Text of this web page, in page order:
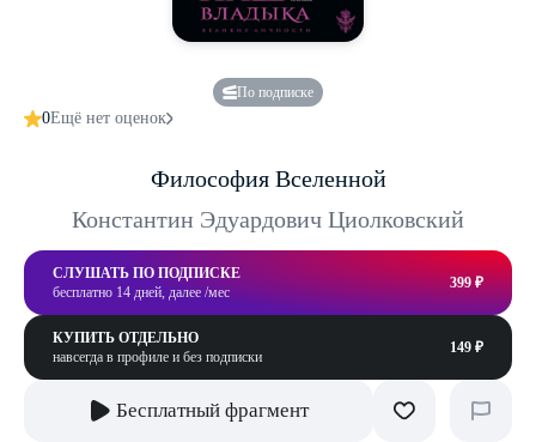
По подписке
0Ещё нет оценок
Философия Вселенной
Константин Эдуардович Циолковский
СЛУШАТЬ ПО ПОДПИСКЕ
бесплатно 14 дней, далее /мес
399 ₽
КУПИТЬ ОТДЕЛЬНО
навсегда в профиле и без подписки
149 ₽
Бесплатный фрагмент